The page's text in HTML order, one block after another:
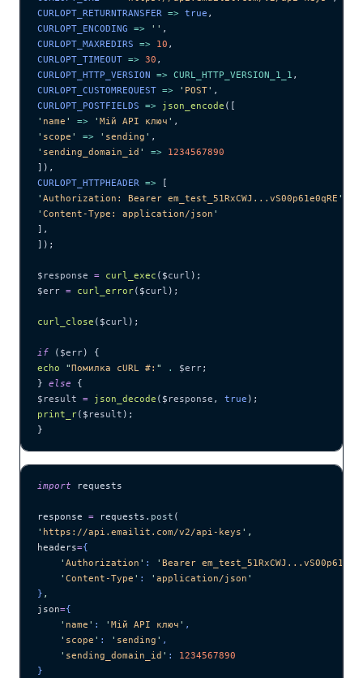
CURLOPT_RETURNTRANSFER => true ,
CURLOPT_ENCODING => '' ,
CURLOPT_MAXREDIRS => 10 ,
CURLOPT_TIMEOUT => 30 ,
CURLOPT_HTTP_VERSION => CURL_HTTP_VERSION_1_1 ,
CURLOPT_CUSTOMREQUEST => ' POST' ,
CURLOPT_POSTFIELDS => json_encode ([
' name ' => ' Мій API ключ ' ,
' scope ' => ' sending ' ,
' sending_domain_id ' => 1234567890
]),
CURLOPT_HTTPHEADER => [
' Authorization: Bearer em_test_51RxCWJ...vS00p61e0qRE '
' Content-Type: application/json '
],
]);
$response = curl_exec ($curl );
$err = curl_error($curl );
curl_close ($curl );
if ( $err) {
echo "Помилка cURL #: " . $err;
} else {
$result = json_decode ($ response , true );
print_r($ result );
}
import requests
response = requests. post (
' https://api.emailit.com/v2/api-keys ' ,
headers={
    '
Authorization ' : ' Bearer
    '
Content-Type ' : ' application/json '
} ,
json={
    '
name ' : ' Мій API ключ ' ,
    '
scope ' : ' sending ' ,
    '
sending_domain_id ' : 1234567890
}